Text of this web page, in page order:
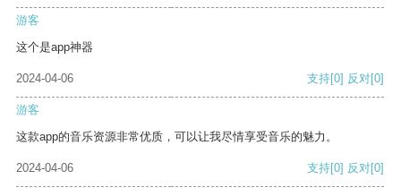
游客
这个是app神器
2024-04-06 支持[0] 反对[0]
游客
这款app的音乐资源非常优质，可以让我尽情享受音乐的魅力。
2024-04-06 支持[0] 反对[0]